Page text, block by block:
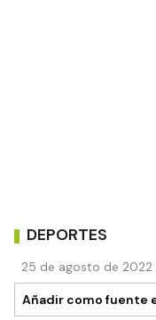
DEPORTES
25 de agosto de
Añadir como fuente